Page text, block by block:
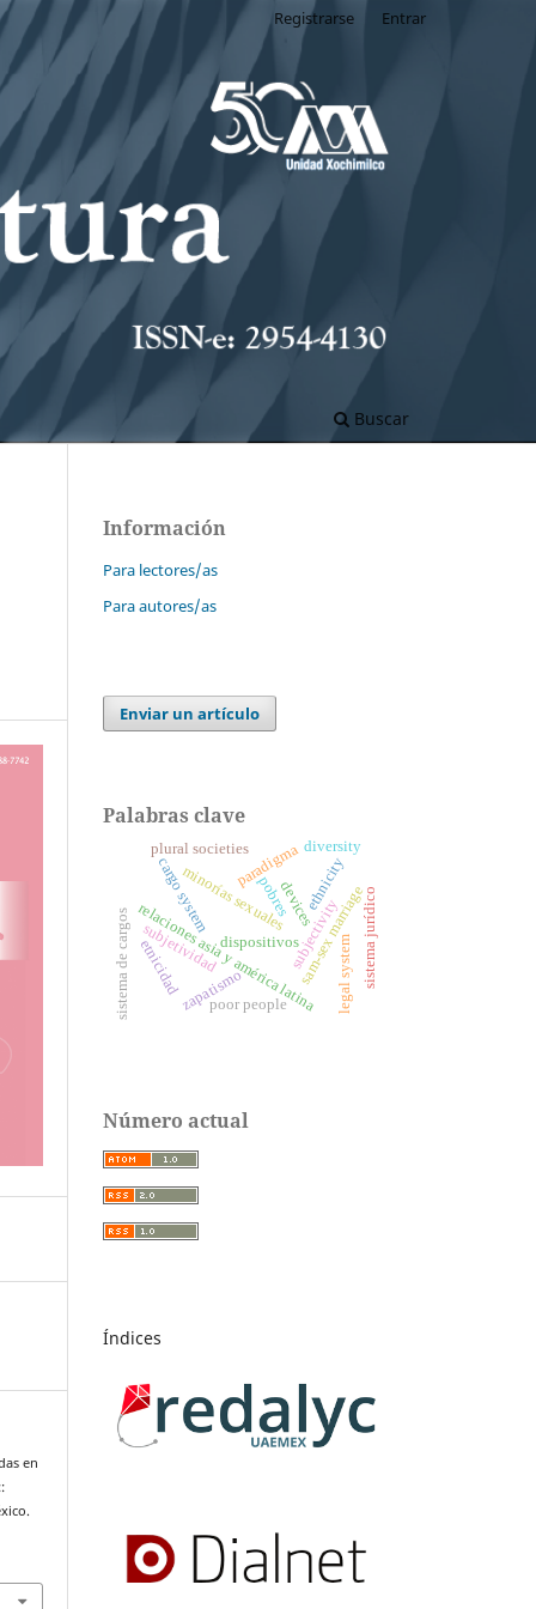
Buscar
Registrarse Entrar
en
Información
Para lectores/as
Para autores/as
Enviar un artículo
Palabras clave
relaciones asia y américa latina
cargo system
dispositivos
pobressubjectivity
subjetividad sam-sex marriage
minorías sexualesdevicesethnicity
sistema de cargosetnicidad legal system
zapatismo
sistema jurídico
paradigma
plural societies
poor people
diversity
Número actual
Índices